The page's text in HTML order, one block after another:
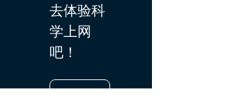
去体验科
学上网
吧！